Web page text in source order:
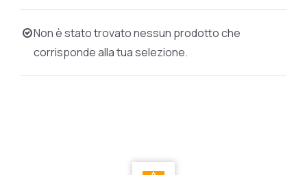
BIOGRAFIE
ATTUALITÀ
Non è stato trovato nessun prodotto che
corrisponde alla tua selezione.